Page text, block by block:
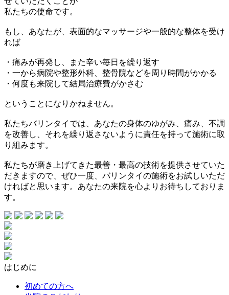
私たちの使命です。
もし、あなたが、表面的なマッサージや一般的な整体を受け
れば
・痛みが再発し、また辛い毎日を繰り返す
・一から病院や整形外科、整骨院などを周り時間がかかる
・何度も来院して結局治療費がかさむ
ということになりかねません。
私たちバリンタイでは、あなたの身体のゆがみ、痛み、不調
を改善し、それを繰り返さないように責任を持って施術に取
り組みます。
私たちが磨き上げてきた最善・最高の技術を提供させていた
だきますので、ぜひ一度、バリンタイの施術をお試しいただ
ければと思います。あなたの来院を心よりお待ちしておりま
す。
はじめに
初めての方へ